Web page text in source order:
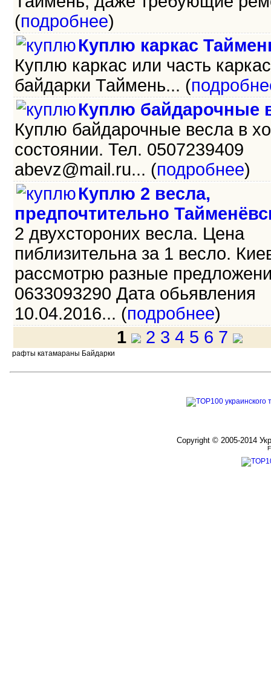
(подробнее)
Куплю каркас
Куплю каркас или часть
байдарки Таймень... (
Куплю байдарочные
Куплю байдарочные весла в
состоянии. Тел. 0507239409
abevz@mail.ru... (подробнее)
Куплю 2 весла,
предпочтительно
2 двухстороних весла. Цена
пиблизительна за 1 весло.
рассмотрю разные
0633093290 Дата обьявления
10.04.2016... (подробнее)
1
2 3 4 5 6 7
рафты катамараны Байдарки
Copyright © 2005-2014